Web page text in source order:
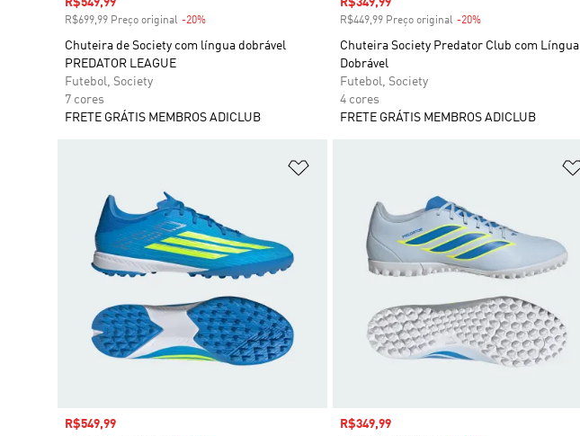
Preço com desconto
R$549,99
R$699,99 Preço original -20%
Chuteira de Society com língua dobrável
PREDATOR LEAGUE
Futebol, Society
7 cores
FRETE GRÁTIS MEMBROS ADICLUB
Preço com desconto
R$349,99
R$449,99 Preço original -20%Desconto
Chuteira Society Predator Club com Língua
Dobrável
Futebol, Society
4 cores
FRETE GRÁTIS MEMBROS ADICLUB
Preço com desconto
R$549,99 Preço com desconto
R$349,99